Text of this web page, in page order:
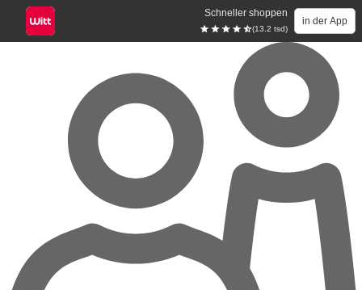
Schneller shoppen
(13.2 tsd)
in der App